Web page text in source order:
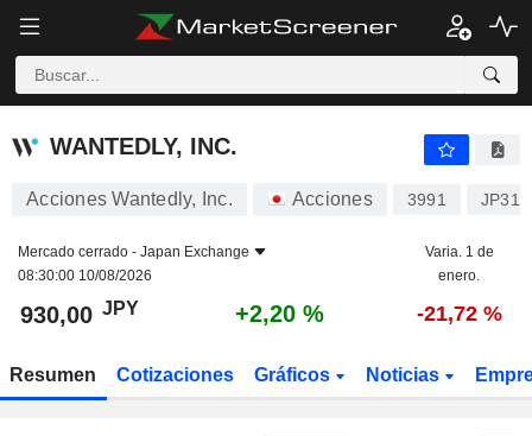
WANTEDLY, INC.
WANTEDLY, INC.
Acciones Wantedly, Inc. Acciones 3991
Mercado cerrado - Japan Exchange
08:30:00 10/08/2026
Varia. 1 de
enero.
930,00 JPY +2,20 % -21,72 %
Resumen Cotizaciones Gráficos Noticias